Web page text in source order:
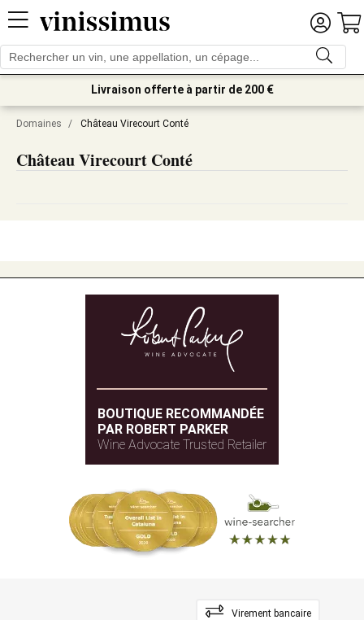
Livraison offerte à partir de 200 €
Domaines / Château Virecourt Conté
Château Virecourt Conté
BOUTIQUE RECOMMANDÉE
PAR ROBERT PARKER
Wine Advocate Trusted Retailer
Virement bancaire